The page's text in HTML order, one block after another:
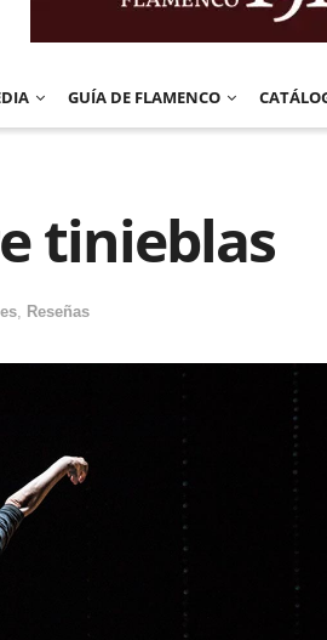
GUÍA DE FLAMENCO
tinieblas
, Reseñas